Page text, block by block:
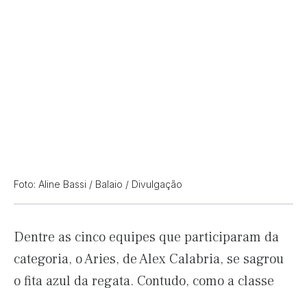
Foto: Aline Bassi / Balaio / Divulgação
Dentre as cinco equipes que participaram da
categoria, o Aries, de Alex Calabria, se sagrou
o fita azul da regata. Contudo, como a classe